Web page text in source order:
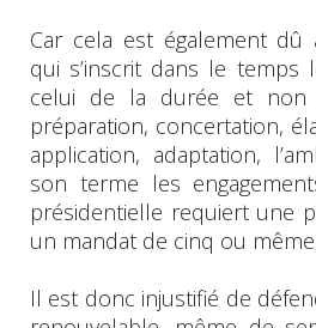
Car cela est également
qui s’inscrit dans le temps
celui de la durée et non
préparation, concertation,
application, adaptation,
son terme les
présidentielle requiert une
un mandat de cinq ou
Il est donc injustifié de